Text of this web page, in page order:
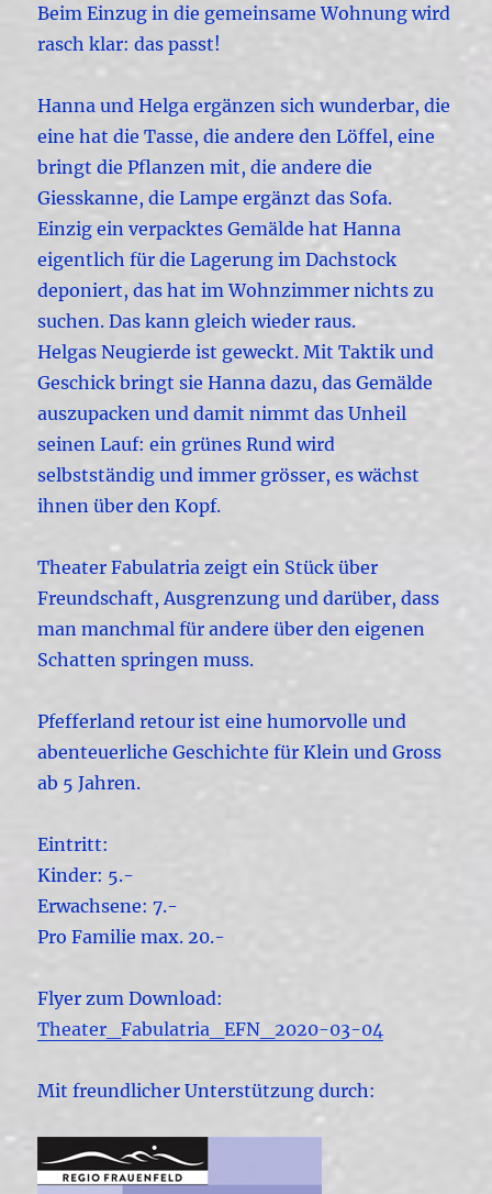
Beim Einzug in die gemeinsame Wohnung wird
rasch klar: das passt!
Hanna und Helga ergänzen sich wunderbar, die
eine hat die Tasse, die andere den Löffel, eine
bringt die Pflanzen mit, die andere die
Giesskanne, die Lampe ergänzt das Sofa.
Einzig ein verpacktes Gemälde hat Hanna
eigentlich für die Lagerung im Dachstock
deponiert, das hat im Wohnzimmer nichts zu
suchen. Das kann gleich wieder raus.
Helgas Neugierde ist geweckt. Mit Taktik und
Geschick bringt sie Hanna dazu, das Gemälde
auszupacken und damit nimmt das Unheil
seinen Lauf: ein grünes Rund wird
selbstständig und immer grösser, es wächst
ihnen über den Kopf.
Theater Fabulatria zeigt ein Stück über
Freundschaft, Ausgrenzung und darüber, dass
man manchmal für andere über den eigenen
Schatten springen muss.
Pfefferland retour ist eine humorvolle und
abenteuerliche Geschichte für Klein und Gross
ab 5 Jahren.
Eintritt:
Kinder: 5.-
Erwachsene: 7.-
Pro Familie max. 20.-
Flyer zum Download:
Theater_Fabulatria_EFN_2020-03-04
Mit freundlicher Unterstützung durch: